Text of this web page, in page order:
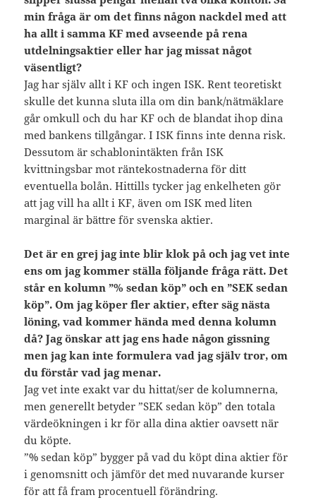
min fråga är om det finns någon nackdel med att
ha allt i samma KF med avseende på rena
utdelningsaktier eller har jag missat något
väsentligt?
Jag har själv allt i KF och ingen ISK. Rent teoretiskt
skulle det kunna sluta illa om din bank/nätmäklare
går omkull och du har KF och de blandat ihop dina
med bankens tillgångar. I ISK finns inte denna risk.
Dessutom är schablonintäkten från ISK
kvittningsbar mot räntekostnaderna för ditt
eventuella bolån. Hittills tycker jag enkelheten gör
att jag vill ha allt i KF, även om ISK med liten
marginal är bättre för svenska aktier.
Det är en grej jag inte blir klok på och jag vet inte
ens om jag kommer ställa följande fråga rätt. Det
står en kolumn ”% sedan köp” och en ”SEK sedan
köp”. Om jag köper fler aktier, efter säg nästa
löning, vad kommer hända med denna kolumn
då? Jag önskar att jag ens hade någon gissning
men jag kan inte formulera vad jag själv tror, om
du förstår vad jag menar.
Jag vet inte exakt var du hittat/ser de kolumnerna,
men generellt betyder ”SEK sedan köp” den totala
värdeökningen i kr för alla dina aktier oavsett när
du köpte.
”% sedan köp” bygger på vad du köpt dina aktier för
i genomsnitt och jämför det med nuvarande kurser
för att få fram procentuell förändring.